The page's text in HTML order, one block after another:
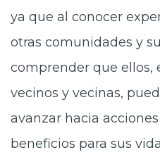
ya que al conocer
otras comunidades y
comprender que ellos,
vecinos y vecinas,
avanzar hacia
beneficios para sus